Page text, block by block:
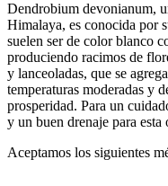
Dendrobium devonianum,
Himalaya, es conocida por
suelen ser de color blanco
produciendo racimos de
y lanceoladas, que se
temperaturas moderadas y
prosperidad. Para un
y un buen drenaje para esta
Aceptamos los siguientes